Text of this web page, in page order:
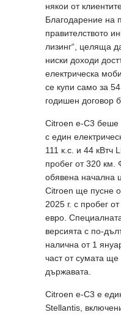
някои от
Благодарение на
правителството
лизинг“, целяща
ниски доходи
електрическа
се купи само за
годишен договор
Citroen e-C3 беше
с един
111 к.с. и 44 кВтч
пробег от 320 км.
обявена начална
Citroen ще пусне
2025 г. с пробег
евро.
версията с по-
налична от 1
част от сумата
държавата.
Citroen e-C3 е
Stellantis,